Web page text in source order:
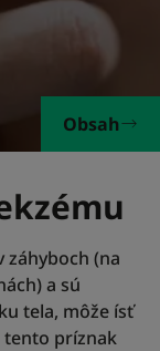
Obsah
záhyboch (na
a sú
tela, môže ísť
tento príznak